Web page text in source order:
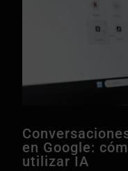
en Google:
utilizar IA